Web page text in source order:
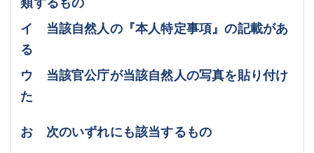
イ 当該自然人の『本人特定事項』の記載があ
る
ウ 当該官公庁が当該自然人の写真を貼り付け
た
お 次のいずれにも該当するもの